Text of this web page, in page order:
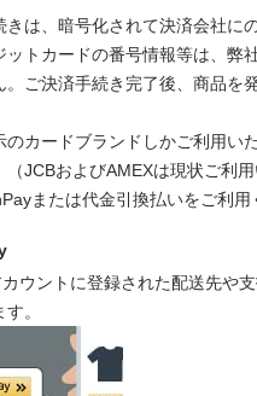
きは、暗号化されて決済会社に
ットカードの番号情報等は、弊
。ご決済手続き完了後、商品を
カードブランドしかご利用い
（JCBおよびAMEXは現状ご利
または代金引換払いをご利用
ウントに登録された配送先や
。